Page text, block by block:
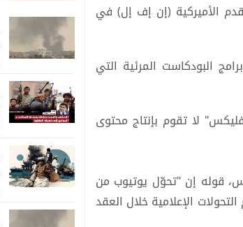
الأميركية (إن إف إل) في
البودكاست المرئية التي
لا تقوم بإنتاج محتوى
قوله إن "تحوّل يوتيوب من
الإعلامية خلال العقد